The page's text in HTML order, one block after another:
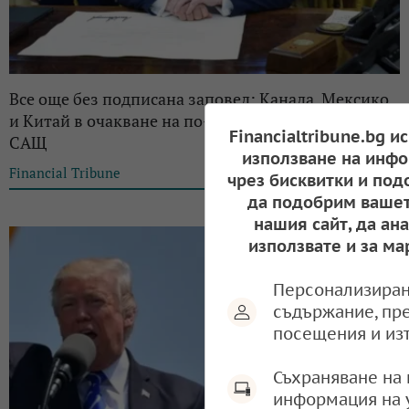
Все още без подписана заповед: Канада, Мексико
и Китай в очакване на по-високите мита за внос в
САЩ
Financial Tribune 22:16, 01.02.2025
Financialtribune.bg
използване на
чрез бисквитки и
да подобрим
нашия сайт, да
използвате и за
съдържание,
посещения и
Съхраняване
информация на